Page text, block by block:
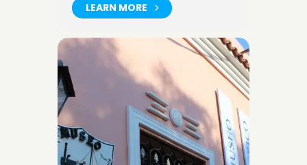
LEARN MORE